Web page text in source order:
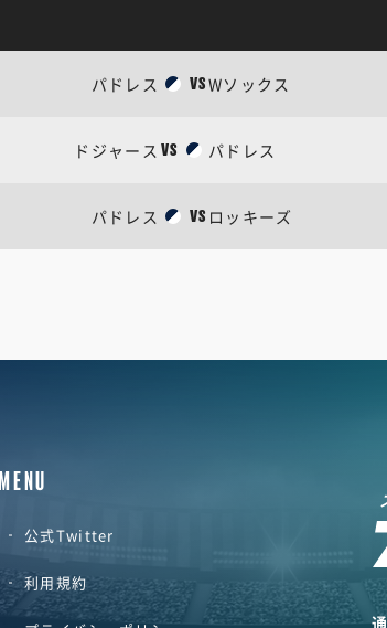
パドレス VSWソックス
ドジャース VS パドレス
パドレス VS ロッキーズ
MENU
公式Twitter
利用規約